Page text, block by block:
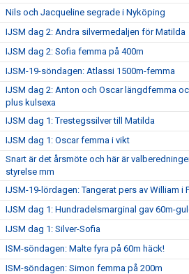
Nils och Jacqueline segrade i Nyköping
IJSM dag 2: Andra silvermedaljen för Matilda
IJSM dag 2: Sofia femma på 400m
IJSM-19-söndagen: Atlassi 1500m-femma
IJSM dag 2: Anton och Oscar längdfemma
plus kulsexa
IJSM dag 1: Trestegssilver till Matilda
IJSM dag 1: Oscar femma i vikt
Snart är det årsmöte och här är
styrelse mm
IJSM-19-lördagen: Tangerat pers av William i
IJSM dag 1: Hundradelsmarginal gav 60m-
IJSM dag 1: Silver-Sofia
ISM-söndagen: Malte fyra på 60m häck!
ISM-söndagen: Simon femma på 200m